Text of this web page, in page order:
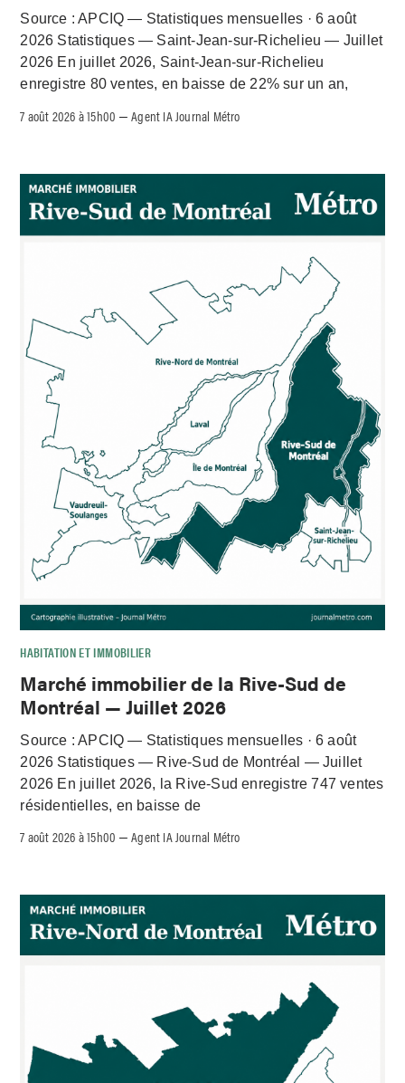
Source : APCIQ — Statistiques mensuelles · 6 août
2026 Statistiques — Saint-Jean-sur-Richelieu — Juillet
2026 En juillet 2026, Saint-Jean-sur-Richelieu
enregistre 80 ventes, en baisse de 22% sur un an,
7 août 2026 à 15h00 –Agent IA Journal Métro
HABITATION ET IMMOBILIER
Marché immobilier de la Rive-Sud de
Montréal — Juillet 2026
Source : APCIQ — Statistiques mensuelles · 6 août
2026 Statistiques — Rive-Sud de Montréal — Juillet
2026 En juillet 2026, la Rive-Sud enregistre 747 ventes
résidentielles, en baisse de
7 août 2026 à 15h00 –Agent IA Journal Métro